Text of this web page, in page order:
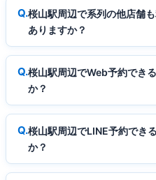
桜山駅周辺で系列の他店舗
ありますか？
桜山駅周辺でWeb予約でき
か？
桜山駅周辺でLINE予約でき
か？